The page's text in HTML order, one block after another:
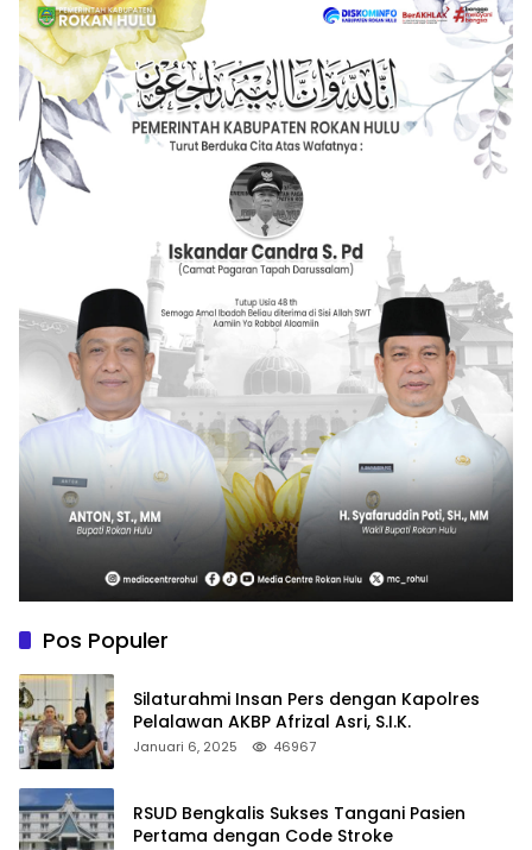
Pos Populer
Silaturahmi Insan Pers dengan Kapolres
Pelalawan AKBP Afrizal Asri, S.I.K.
Januari 6, 2025 46967
RSUD Bengkalis Sukses Tangani Pasien
Pertama dengan Code Stroke